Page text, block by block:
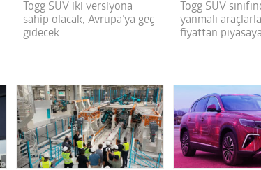
Togg SUV iki versiyona
sahip olacak, Avrupa’ya geç
gidecek
Togg SUV
yanmalı
fiyattan piyasaya